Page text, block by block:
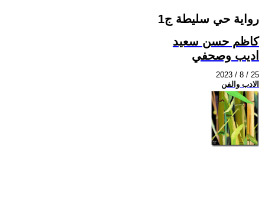
رواية حي سليطة ج1
كاظم حسن سعيد
اديب وصحفي
2023 / 8 / 25
الادب والفن